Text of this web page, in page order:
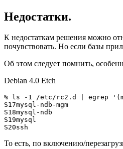
Недостатки.
К недостаткам решения можно
почувствовать. Но если базы
Об этом следует помнить,
Debian 4.0 Etch
% ls -1 /etc/rc2.d | egrep
S17mysql-ndb-mgm
S18mysql-ndb
S19mysql
То есть, по включению/